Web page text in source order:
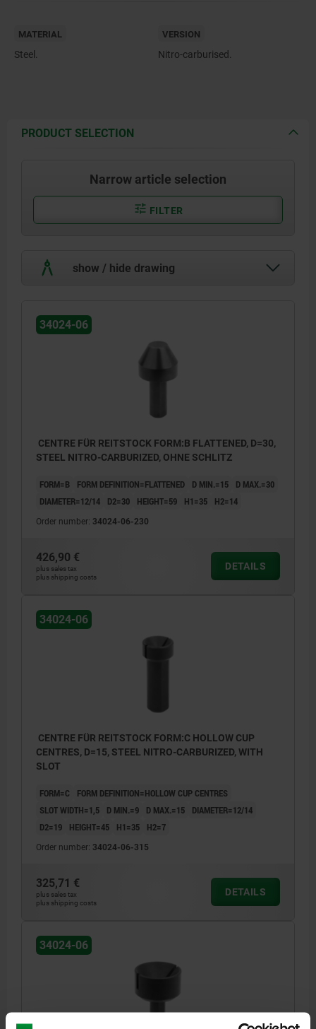
MATERIAL
Steel.
VERSION
Nitro-carburised.
PRODUCT SELECTION
Narrow article selection
FILTER
show / hide drawing
34024-06
CENTRE FÜR REITSTOCK FORM:B FLATTENED, D=30,
STEEL NITRO-CARBURIZED, OHNE SCHLITZ
FORM=B FORM DEFINITION=FLATTENED D MIN.=15
D MAX.=30
DIAMETER=12/14
D2=30 HEIGHT=59 H1=35 H2=14
Order number: 34024-06-230
426,90 €
plus sales tax
plus shipping costs
DETAILS
34024-06
CENTRE FÜR REITSTOCK FORM:C HOLLOW CUP
CENTRES, D=15, STEEL NITRO-CARBURIZED, WITH
SLOT
FORM=C
FORM DEFINITION=HOLLOW CUP CENTRES
SLOT WIDTH=1,5
D MIN.=9 D MAX.=15
DIAMETER=12/14
D2=19
HEIGHT=45 H1=35 H2=7
Order number: 34024-06-315
325,71 €
plus sales tax
plus shipping costs
DETAILS
34024-06